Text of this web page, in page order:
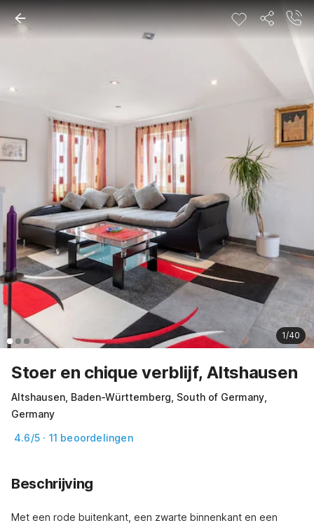
1/40
Stoer en chique verblijf, Altshausen
Altshausen, Baden-Württemberg, South of Germany,
Germany
4.6/5 · 11 beoordelingen
Beschrijving
Met een rode buitenkant, een zwarte binnenkant en een